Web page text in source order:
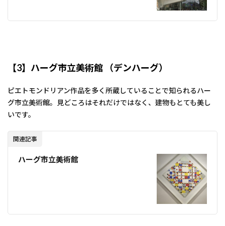
【3】ハーグ市立美術館 （デンハーグ）
ピエトモンドリアン作品を多く所蔵していることで知られるハー
グ市立美術館。見どころはそれだけではなく、建物もとても美し
いです。
関連記事
ハーグ市立美術館